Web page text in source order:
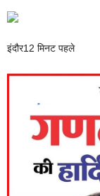
इंदौर12 मिनट पहले